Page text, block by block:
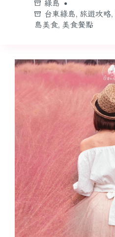
綠島
台東綠島, 旅遊攻略,
島美食, 美食餐點